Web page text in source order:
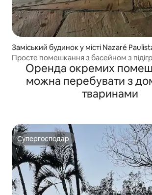
Заміський будинок у місті Nazaré
Просте помешкання з басейном з
Майріпоран
Оренда окремих
можна перебувати з
тваринами
Супергосподар
Супергосподар